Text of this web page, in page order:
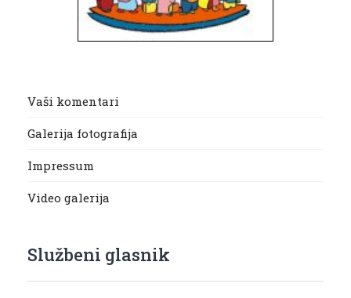
Vaši komentari
Galerija fotografija
Impressum
Video galerija
Službeni glasnik